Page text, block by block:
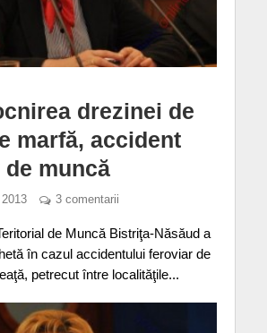
drezinei de
marfă, accident
muncă
3 comentarii
de Muncă Bistriţa-Năsăud a
în cazul accidentului feroviar de
petrecut între localităţile...